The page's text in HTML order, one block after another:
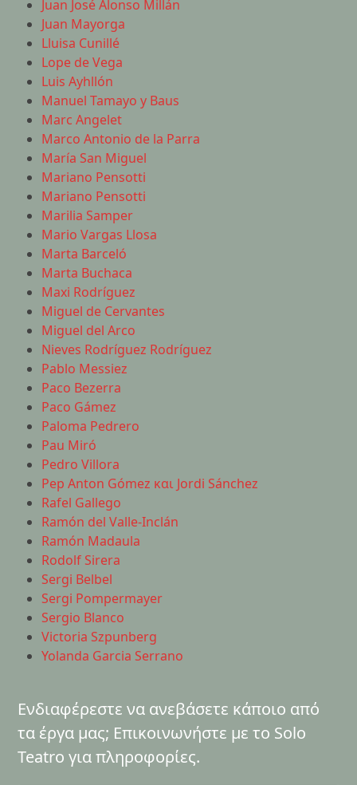
Juan José Alonso Millán
Juan Mayorga
Lluisa Cunillé
Lope de Vega
Luis Ayhllón
Manuel Tamayo y Baus
Marc Angelet
Marco Antonio de la Parra
María San Miguel
Mariano Pensotti
Mariano Pensotti
Marilia Samper
Mario Vargas Llosa
Marta Barceló
Marta Buchaca
Maxi Rodríguez
Miguel de Cervantes
Miguel del Arco
Nieves Rodríguez Rodríguez
Pablo Messiez
Paco Bezerra
Paco Gámez
Paloma Pedrero
Pau Miró
Pedro Villora
Pep Anton Gómez και Jordi Sánchez
Rafel Gallego
Ramón del Valle-Inclán
Ramón Madaula
Rodolf Sirera
Sergi Belbel
Sergi Pompermayer
Sergio Blanco
Victoria Szpunberg
Yolanda Garcia Serrano
Ενδιαφέρεστε να ανεβάσετε κάποιο από
τα έργα μας; Επικοινωνήστε με το Solo
Teatro για πληροφορίες.